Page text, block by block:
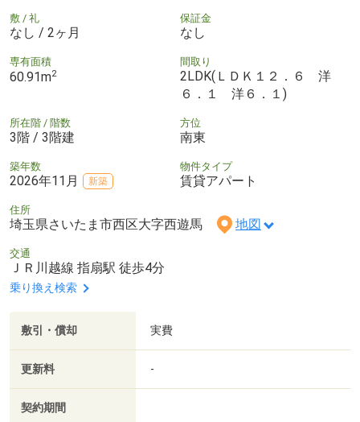
敷 / 礼
なし / 2ヶ月
保証金
なし
専有面積
60.91m2
間取り
2LDK(ＬＤＫ１２．６ 洋
６．１ 洋６．１)
所在階 / 階数
3階 / 3階建
方位
南東
築年数
2026年11月 新築
物件タイプ
賃貸アパート
住所
埼玉県さいたま市西区大字西遊馬 地図
交通
ＪＲ川越線 指扇駅 徒歩4分
乗り換え検索
敷引・償却 実費
更新料 -
契約期間